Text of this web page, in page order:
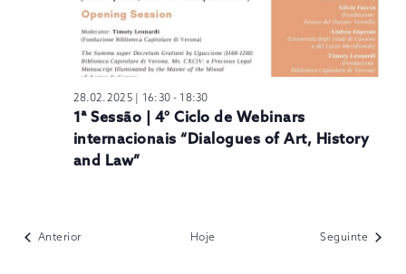
28.02.2025 | 16:30 - 18:30
1ª Sessão | 4° Ciclo de Webinars
internacionais “Dialogues of Art, History
and Law”
AnteriorEventos Hoje Seguinte